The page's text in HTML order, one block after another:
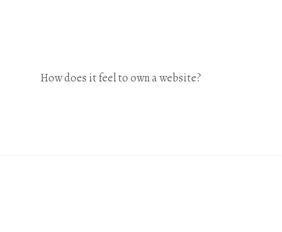
How does it feel to own a website?